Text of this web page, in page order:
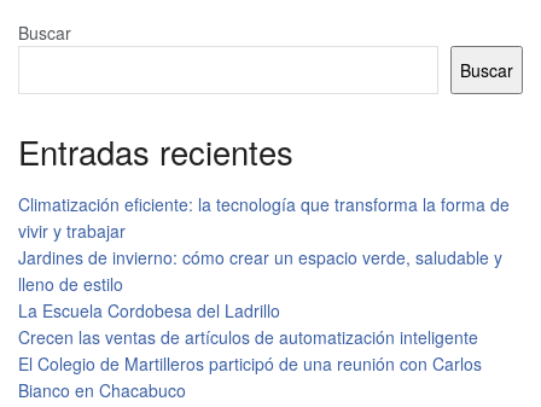
Buscar
Buscar
Entradas recientes
Climatización eficiente: la tecnología que transforma la forma de
vivir y trabajar
Jardines de invierno: cómo crear un espacio verde, saludable y
lleno de estilo
La Escuela Cordobesa del Ladrillo
Crecen las ventas de artículos de automatización inteligente
El Colegio de Martilleros participó de una reunión con Carlos
Bianco en Chacabuco